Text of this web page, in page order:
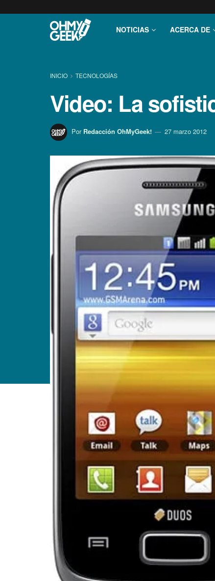
NOTICIAS ACERCA DE
INICIO TECNOLOGÍ­AS
Video: La
Por Redacción OhMyGeek! 27 marzo 2012